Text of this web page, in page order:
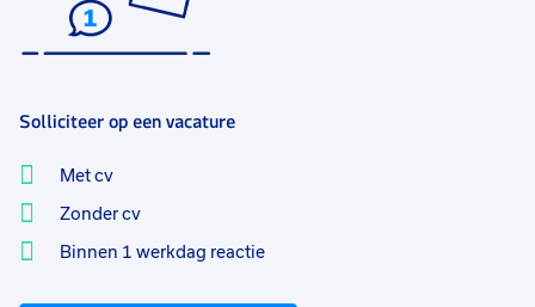
Solliciteer op een vacature
Met cv
Zonder cv
Binnen 1 werkdag reactie